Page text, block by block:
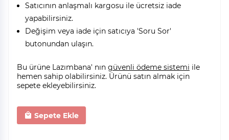
Satıcının anlaşmalı kargosu ile ücretsiz iade
yapabilirsiniz.
Değişim veya iade için satıcıya 'Soru Sor'
butonundan ulaşın.
Bu ürüne Lazımbana' nın güvenli ödeme sistemi ile
hemen sahip olabilirsiniz. Ürünü satın almak için
sepete ekleyebilirsiniz.
Sepete Ekle